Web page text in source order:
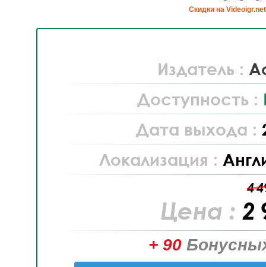
Cкидки на
Издатель :
Доступность :
Дата выхода :
Локализация :
4
Цена : 2
+ 90